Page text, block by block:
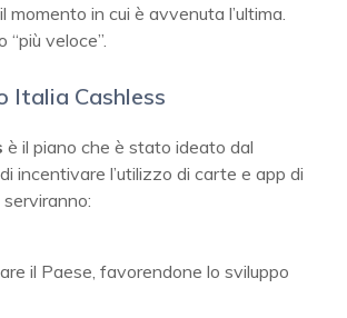
momento in cui è avvenuta l’ultima.
veloce”.
Italia Cashless
è il piano che è stato ideato dal
incentivare l’utilizzo di carte e app di
il Paese, favorendone lo sviluppo